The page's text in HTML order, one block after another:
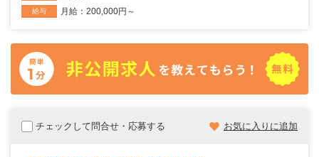
給与 月給：200,000円～
チェックして問合せ・応募する お気に入りに追加